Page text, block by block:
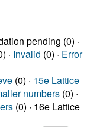
pending (0) ·
· Invalid (0) · Error
(0) · 15e Lattice
numbers (0) ·
(0) · 16e Lattice